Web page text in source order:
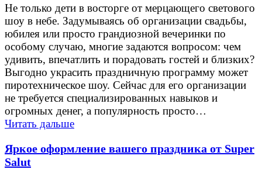
Не только дети в восторге от мерцающего светового
шоу в небе. Задумываясь об организации свадьбы,
юбилея или просто грандиозной вечеринки по
особому случаю, многие задаются вопросом: чем
удивить, впечатлить и порадовать гостей и близких?
Выгодно украсить праздничную программу может
пиротехническое шоу. Сейчас для его организации
не требуется специализированных навыков и
огромных денег, а популярность просто…
Читать дальше
Яркое оформление вашего праздника от Super
Salut